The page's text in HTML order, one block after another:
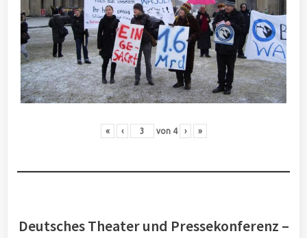
« ‹ von 4 › »
Deutsches Theater und Pressekonferenz –